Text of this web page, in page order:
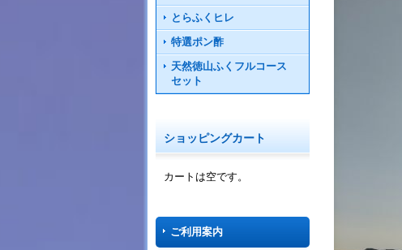
とらふくヒレ
特選ポン酢
天然徳山ふくフルコース
セット
ショッピングカート
カートは空です。
ご利用案内